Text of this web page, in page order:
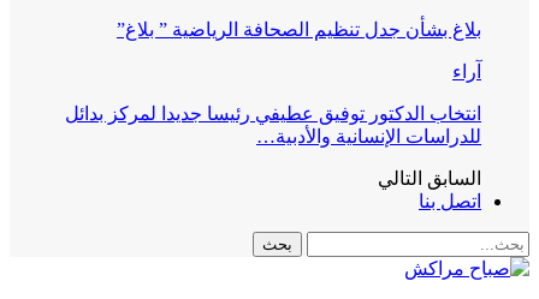
بلاغ بشأن جدل تنظيم الصحافة الرياضية ” بلاغ”
آراء
انتخاب الدكتور توفيق عطيفي رئيسا جديدا لمركز بدائل
للدراسات الإنسانية والأدبية…
السابق التالي
اتصل بنا